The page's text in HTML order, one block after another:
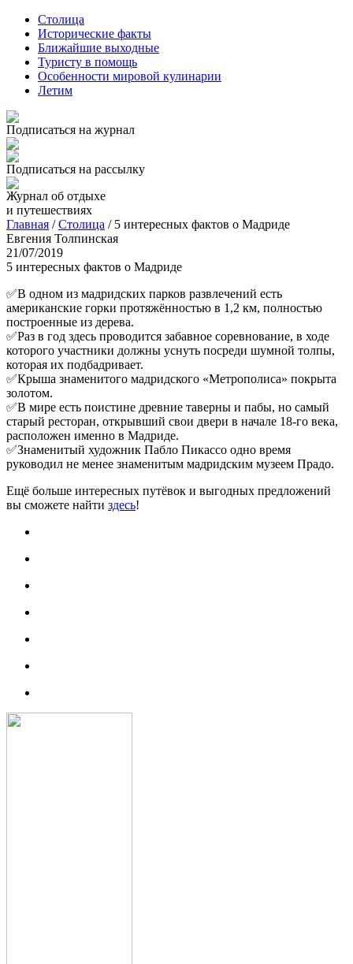
Столица
Исторические факты
Ближайшие выходные
Туристу в помощь
Особенности мировой кулинарии
Летим
Подписаться на журнал
Подписаться на рассылку
Журнал об отдыхе
и путешествиях
Главная /Столица / 5 интересных фактов о Мадриде
Евгения Толпинская
21/07/2019
5 интересных фактов о Мадриде
✅В одном из мадридских парков развлечений есть
американские горки протяжённостью в 1,2 км, полностью
построенные из дерева.
✅Раз в год здесь проводится забавное соревнование, в ходе
которого участники должны уснуть посреди шумной толпы,
которая их подбадривает.
✅Крыша знаменитого мадридского «Метрополиса» покрыта
золотом.
✅В мире есть поистине древние таверны и пабы, но самый
старый ресторан, открывший свои двери в начале 18-го века,
расположен именно в Мадриде.
✅Знаменитый художник Пабло Пикассо одно время
руководил не менее знаменитым мадридским музеем Прадо.
Ещё больше интересных путёвок и выгодных предложений
вы сможете найти здесь!